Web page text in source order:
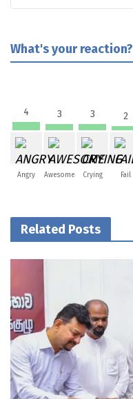
What's your reaction?
4
Angry
3
Awesome
3
Crying
2
Fail
Related Posts